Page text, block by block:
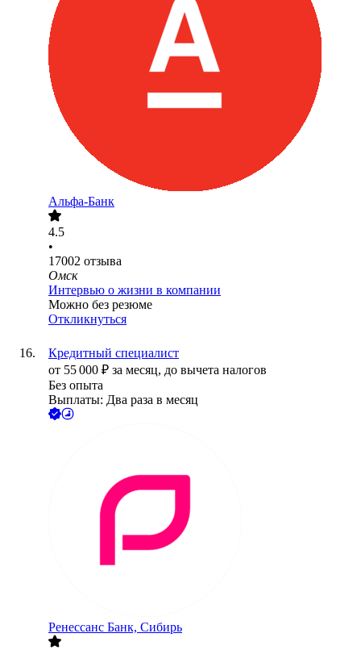
Альфа-Банк
4.5
•
17002 отзыва
Омск
Интервью о жизни в компании
Можно без резюме
Откликнуться
Кредитный специалист
от 55 000 ₽ за месяц, до вычета налогов
Без опыта
Выплаты: Два раза в месяц
Ренессанс Банк, Сибирь